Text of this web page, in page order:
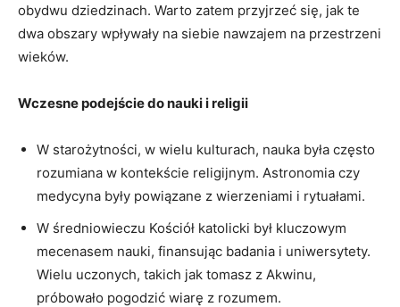
obydwu dziedzinach. Warto zatem przyjrzeć się, jak te
dwa obszary wpływały na siebie nawzajem na przestrzeni
wieków.
Wczesne podejście do nauki i religii
W starożytności, w wielu kulturach, nauka była często
rozumiana w kontekście religijnym. Astronomia czy
medycyna były powiązane z wierzeniami i rytuałami.
W średniowieczu Kościół katolicki był kluczowym
mecenasem nauki, finansując badania i uniwersytety.
Wielu uczonych, takich jak tomasz z Akwinu,
próbowało pogodzić wiarę z rozumem.